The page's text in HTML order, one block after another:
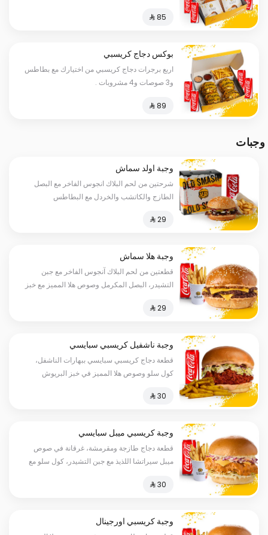
بوكس دجاج كريسبي
اربع برجرات دجاج كريسبي من اختيارك مع بطاطس
و3 صوصات و4 مشروبات .
وجبات
وجبة اولد سماش
شرحتين من لحم البلاك انجوس الفاخر مع البصل
الطازج والكاتشب والخردل مع البطاطس
وجبة هلا سماش
قطعتين من لحم البلاك آنجوس الفاخر مع جبن
التشيدر، البصل المكرمل وصوص هلا المميز مع خبز
وجبة ناشفيل كريسبي سبايسي
قطعة دجاج كريسبي سبايسي ببهارات الناشفل،
كول سلو وصوص هلا المميز في خبز البريوش
وجبة كريسبي ميبل سبايسي
قطعة دجاج طازجة ومقرمشة، غرقانة في صوص
ميبل سيراتشا اللذيذ مع جبن التشيدر، كول سلو مع
وجبة كريسبي اورجينال